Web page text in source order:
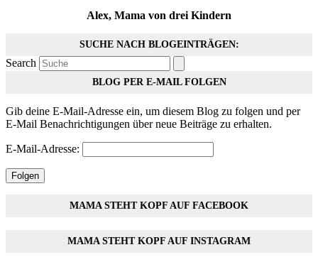
Alex, Mama von drei Kindern
SUCHE NACH BLOGEINTRÄGEN:
Search
BLOG PER E-MAIL FOLGEN
Gib deine E-Mail-Adresse ein, um diesem Blog zu folgen und per
E-Mail Benachrichtigungen über neue Beiträge zu erhalten.
E-Mail-Adresse:
Folgen
MAMA STEHT KOPF AUF FACEBOOK
MAMA STEHT KOPF AUF INSTAGRAM